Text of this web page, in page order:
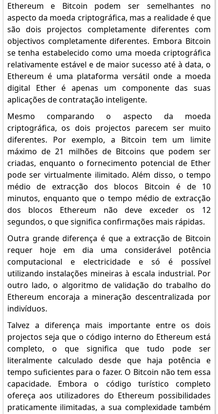
Ethereum e Bitcoin podem ser semelhantes no
aspecto da moeda criptográfica, mas a realidade é que
são dois projectos completamente diferentes com
objectivos completamente diferentes. Embora Bitcoin
se tenha estabelecido como uma moeda criptográfica
relativamente estável e de maior sucesso até à data, o
Ethereum é uma plataforma versátil onde a moeda
digital Ether é apenas um componente das suas
aplicações de contratação inteligente.
Mesmo comparando o aspecto da moeda
criptográfica, os dois projectos parecem ser muito
diferentes. Por exemplo, a Bitcoin tem um limite
máximo de 21 milhões de Bitcoins que podem ser
criadas, enquanto o fornecimento potencial de Ether
pode ser virtualmente ilimitado. Além disso, o tempo
médio de extracção dos blocos Bitcoin é de 10
minutos, enquanto que o tempo médio de extracção
dos blocos Ethereum não deve exceder os 12
segundos, o que significa confirmações mais rápidas.
Outra grande diferença é que a extracção de Bitcoin
requer hoje em dia uma considerável potência
computacional e electricidade e só é possível
utilizando instalações mineiras à escala industrial. Por
outro lado, o algoritmo de validação do trabalho do
Ethereum encoraja a mineração descentralizada por
indivíduos.
Talvez a diferença mais importante entre os dois
projectos seja que o código interno do Ethereum está
completo, o que significa que tudo pode ser
literalmente calculado desde que haja potência e
tempo suficientes para o fazer. O Bitcoin não tem essa
capacidade. Embora o código turístico completo
ofereça aos utilizadores do Ethereum possibilidades
praticamente ilimitadas, a sua complexidade também